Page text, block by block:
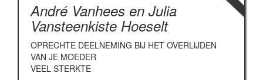
André Vanhees en Julia
Vansteenkiste Hoeselt
OPRECHTE DEELNEMING BIJ HET OVERLIJDEN
VAN JE MOEDER
VEEL STERKTE